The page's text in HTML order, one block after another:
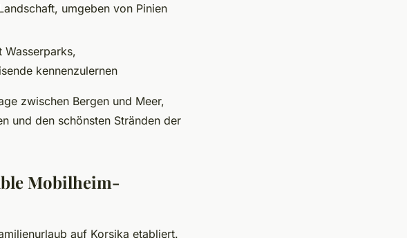
umgeben von Pinien
Wasserparks,
kennenzulernen
zwischen Bergen und Meer,
und den schönsten Stränden der
Mobilheim-
auf Korsika etabliert.